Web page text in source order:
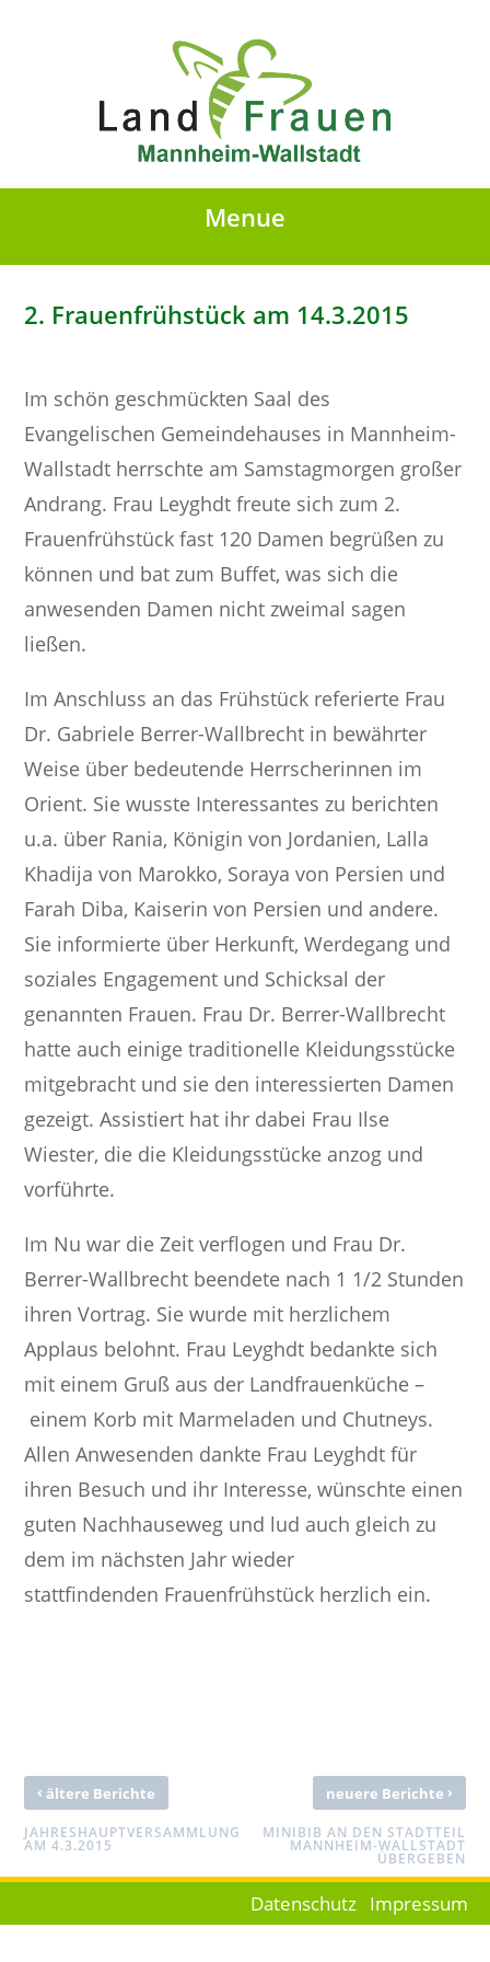
Menue
2. Frauenfrühstück am 14.3.2015
Im schön geschmückten Saal des
Evangelischen Gemeindehauses in Mannheim-
Wallstadt herrschte am Samstagmorgen großer
Andrang. Frau Leyghdt freute sich zum 2.
Frauenfrühstück fast 120 Damen begrüßen zu
können und bat zum Buffet, was sich die
anwesenden Damen nicht zweimal sagen
ließen.
Im Anschluss an das Frühstück referierte Frau
Dr. Gabriele Berrer-Wallbrecht in bewährter
Weise über bedeutende Herrscherinnen im
Orient. Sie wusste Interessantes zu berichten
u.a. über Rania, Königin von Jordanien, Lalla
Khadija von Marokko, Soraya von Persien und
Farah Diba, Kaiserin von Persien und andere.
Sie informierte über Herkunft, Werdegang und
soziales Engagement und Schicksal der
genannten Frauen. Frau Dr. Berrer-Wallbrecht
hatte auch einige traditionelle Kleidungsstücke
mitgebracht und sie den interessierten Damen
gezeigt. Assistiert hat ihr dabei Frau Ilse
Wiester, die die Kleidungsstücke anzog und
vorführte.
Im Nu war die Zeit verflogen und Frau Dr.
Berrer-Wallbrecht beendete nach 1 1/2 Stunden
ihren Vortrag. Sie wurde mit herzlichem
Applaus belohnt. Frau Leyghdt bedankte sich
mit einem Gruß aus der Landfrauenküche –
einem Korb mit Marmeladen und Chutneys.
Allen Anwesenden dankte Frau Leyghdt für
ihren Besuch und ihr Interesse, wünschte einen
guten Nachhauseweg und lud auch gleich zu
dem im nächsten Jahr wieder
stattfindenden Frauenfrühstück herzlich ein.
‹ ältere Berichte
JAHRESHAUPTVERSAMMLUNG
AM 4.3.2015
neuere Berichte ›
MINIBIB AN DEN STADTTEIL
MANNHEIM-WALLSTADT
ÜBERGEBEN
Datenschutz Impressum